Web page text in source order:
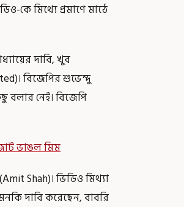
কে মিথ্যে প্রমাণে মাঠে
দাবি, খুব
বিজেপির শুভেন্দু
নেই। বিজেপি
ভাঙল মিম
Shah)। ভিডিও মিথ্যা
দাবি করেছেন, বাবরি